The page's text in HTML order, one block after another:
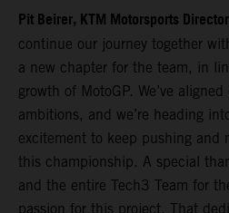
Pit Beirer, KTM Motorsports Director
continue our journey together
a new chapter for the team, in
growth of MotoGP. We’ve
ambitions, and we’re heading
excitement to keep pushing and
this championship. A special
and the entire Tech3 Team for
passion for this project. That